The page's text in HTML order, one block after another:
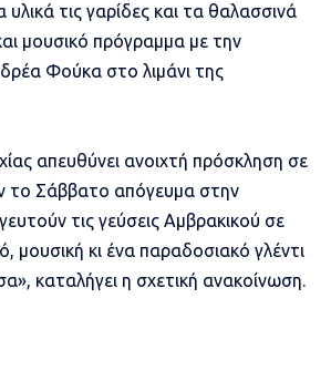
υλικά τις γαρίδες και τα θαλασσινά
μουσικό πρόγραμμα με την
Φούκα στο λιμάνι της
απευθύνει ανοιχτή πρόσκληση σε
το Σάββατο απόγευμα στην
τις γεύσεις Αμβρακικού σε
μουσική κι ένα παραδοσιακό γλέντι
καταλήγει η σχετική ανακοίνωση.